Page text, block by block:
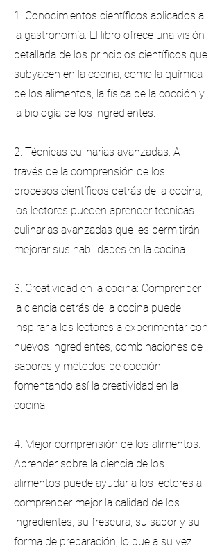
1. Conocimientos científicos aplicados a
la gastronomía: El libro ofrece una visión
detallada de los principios científicos que
subyacen en la cocina, como la química
de los alimentos, la física de la cocción y
la biología de los ingredientes.
2. Técnicas culinarias avanzadas: A
través de la comprensión de los
procesos científicos detrás de la cocina,
los lectores pueden aprender técnicas
culinarias avanzadas que les permitirán
mejorar sus habilidades en la cocina.
3. Creatividad en la cocina: Comprender
la ciencia detrás de la cocina puede
inspirar a los lectores a experimentar con
nuevos ingredientes, combinaciones de
sabores y métodos de cocción,
fomentando así la creatividad en la
cocina.
4. Mejor comprensión de los alimentos:
Aprender sobre la ciencia de los
alimentos puede ayudar a los lectores a
comprender mejor la calidad de los
ingredientes, su frescura, su sabor y su
forma de preparación, lo que a su vez